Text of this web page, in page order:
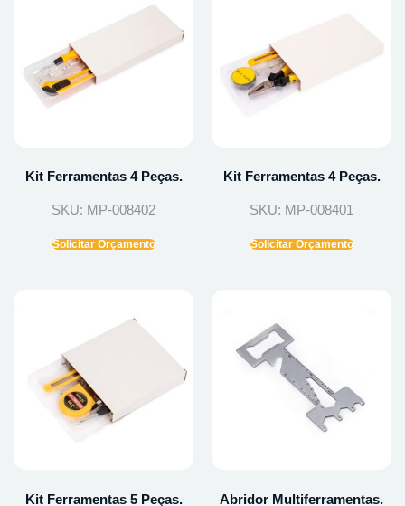
Kit Ferramentas 4 Peças.
SKU: MP-008402
Solicitar Orçamento
Kit Ferramentas 4 Peças.
SKU: MP-008401
Solicitar Orçamento
Kit Ferramentas 5 Peças. Abridor Multiferramentas.